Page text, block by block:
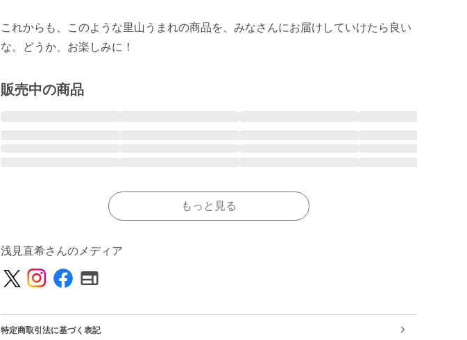
これからも、このような里山うまれの商品を、みなさんにお届けしていけたら良い
な。どうか、お楽しみに！
販売中の商品
もっと見る
浅見直希さんのメディア
特定商取引法に基づく表記